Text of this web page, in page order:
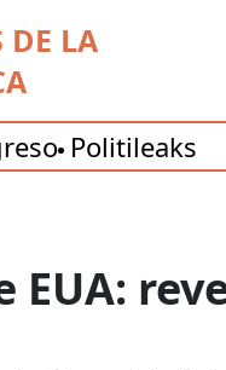
DE LA
Politileaks